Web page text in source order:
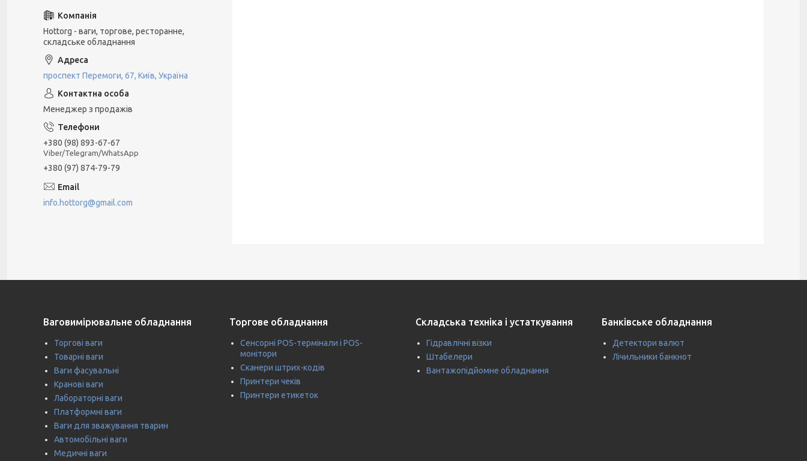
Hottorg - ваги, торгове, ресторанне,
складське обладнання
проспект Перемоги, 67, Київ, Україна
Менеджер з продажів
+380 (98) 893-67-67
Viber/Telegram/WhatsApp
+380 (97) 874-79-79
info.hottorg@gmail.com
Ваговимірювальне обладнання
Торгові ваги
Товарні ваги
Ваги фасувальні
Кранові ваги
Лабораторні ваги
Платформні ваги
Ваги для зважування тварин
Автомобільні ваги
Медичні ваги
Торгове обладнання
Сенсорні POS-термінали і POS-
монітори
Сканери штрих-кодів
Принтери чеків
Принтери етикеток
Складська техніка і устаткування
Гідравлічні візки
Штабелери
Вантажопідйомне обладнання
Банківське обладнання
Детектори валют
Лічильники банкнот